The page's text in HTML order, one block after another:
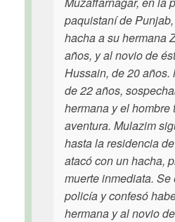
paquistaní de
hacha a su hermana
años, y al novio de
Hussain, de 20 años.
de 22 años,
hermana y el hombre
aventura. Mulazim
hasta la residencia
atacó con un hacha,
muerte inmediata. Se
policía y confesó
hermana y al novio